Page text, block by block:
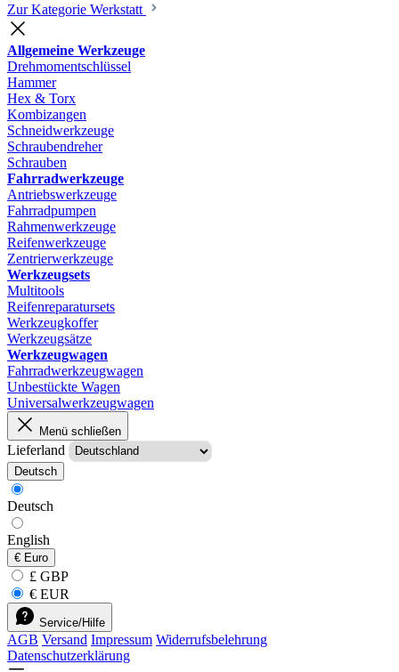
Zur Kategorie Werkstatt
Allgemeine Werkzeuge
Drehmomentschlüssel
Hammer
Hex & Torx
Kombizangen
Schneidwerkzeuge
Schraubendreher
Schrauben
Fahrradwerkzeuge
Antriebswerkzeuge
Fahrradpumpen
Rahmenwerkzeuge
Reifenwerkzeuge
Zentrierwerkzeuge
Werkzeugsets
Multitools
Reifenreparatursets
Werkzeugkoffer
Werkzeugsätze
Werkzeugwagen
Fahrradwerkzeugwagen
Unbestückte Wagen
Universalwerkzeugwagen
Menü schließen
Lieferland
Deutsch
Deutsch
English
€ Euro
£ GBP
€ EUR
Service/Hilfe
AGB Versand Impressum Widerrufsbelehrung
Datenschutzerklärung